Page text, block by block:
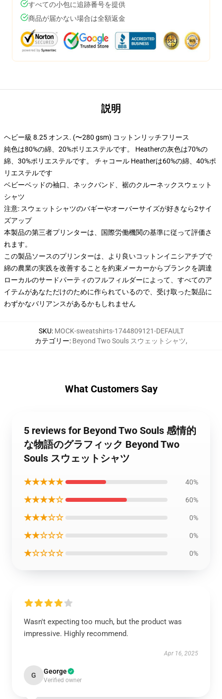
すべての小包に追跡番号を提供
商品が届かない場合は全額返金
説明
ヘビー級 8.25 オンス. (〜280 gsm) コットンリッチフリース
純色は80%の綿、20%ポリエステルです。 Heatherの灰色は70%の
綿、30%ポリエステルです。 チャコール Heatherは60%の綿、40%ポ
リエステルです
ベビーベッドの袖口、ネックバンド、裾のクルーネックスウェット
シャツ
注意: スウェットシャツのバギーやオーバーサイズが好きなら2サイ
ズアップ
本製品の第三者プリンターは、国際労働機関の基準に従って評価さ
れます。
この製品ソースのプリンターは、より良いコットンイニシアチブで
綿の農業の実践を改善することを約束メーカーからブランクを調達
ローカルのサードパーティのフルフィルダーによって、すべてのア
イテムがあなただけのために作られているので、受け取った製品に
わずかなバリアンスがあるかもしれません
SKU: MOCK-sweatshirts-1744809121-DEFAULT
カテゴリー: Beyond Two Souls スウェットシャツ,
What Customers Say
5 reviews for Beyond Two Souls 感情的
な物語のグラフィック Beyond Two
Souls スウェットシャツ
★★★★★ 40%
★★★★☆ 60%
★★★☆☆ 0%
★★☆☆☆ 0%
★☆☆☆☆ 0%
Wasn't expecting too much, but the product was
impressive. Highly recommend.
Apr 16, 2025
G George
Verified owner